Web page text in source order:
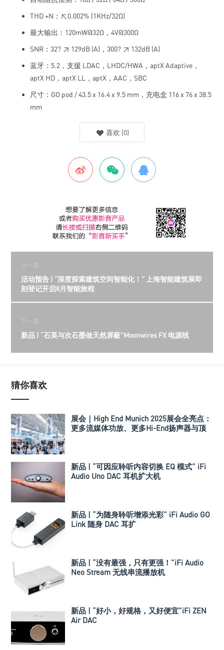
THD +N：≤0.002% (1KHz/32Ω)
最大输出：120mW@32Ω，4V@300Ω
SNR：32? ≥ 129dB (A)，300? ≥ 132dB (A)
蓝牙：5.2，支援 LDAC，LHDC/HWA，aptX Adaptive，
aptX HD，aptX LL，aptX，AAC，SBC
尺寸：GO pod / 43.5 x 16.4 x 9.5 mm，充电盒 116 x 76 x 38.5
mm
喜欢 (0)
上一篇
活动预告 | “深度探索建筑空间智能化！” 上海智能建筑展即
刻登记开启8月智能旅程
下一篇
新品 | “石英与次石墨做天然屏蔽”Moonwires FX 电源线
猜你喜欢
展会｜High End Munich 2025展会全亮点：
更多流媒体功放、更多Hi-End扬声器与顶
新品 | “可因应聆听内容切换 EQ 模式” iFi
Audio Uno DAC 耳机扩大机
新品 | “为随身聆听增添光彩” iFi Audio GO
Link 随身 DAC 耳扩
新品 | “没有最强，只有更强！”iFi Audio
Neo Stream 无线串流播放机
新品 | “好小，好规格，又好便宜”iFi ZEN
Air DAC